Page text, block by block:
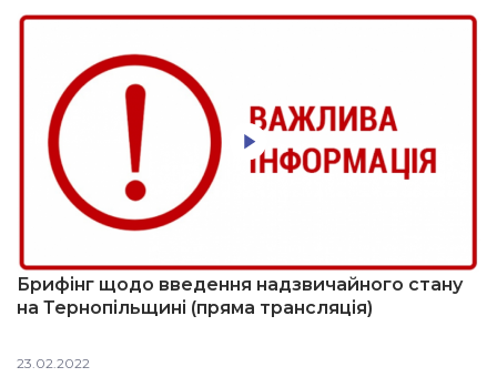
Брифінг щодо введення надзвичайного стану
на Тернопільщині (пряма трансляція)
23.02.2022